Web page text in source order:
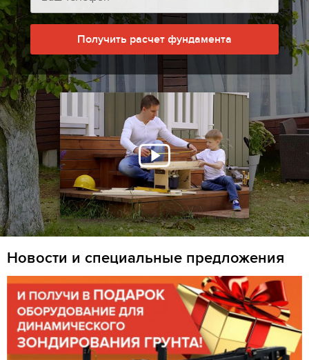
Получить расчет фундамента
Новости и специальные предложения